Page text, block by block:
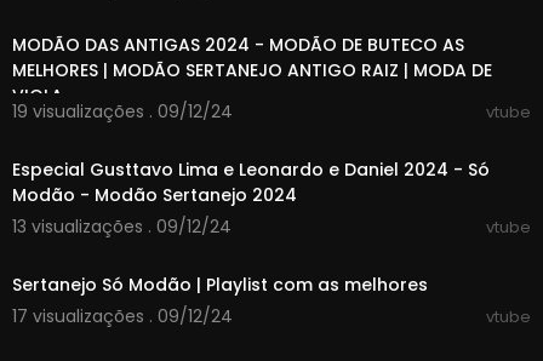
MODÃO DAS ANTIGAS 2024 - MODÃO DE BUTECO AS
MELHORES | MODÃO SERTANEJO ANTIGO RAIZ | MODA DE
VIOLA
19 visualizações . 09/12/24 vtube
Especial Gusttavo Lima e Leonardo e Daniel 2024 - Só
Modão - Modão Sertanejo 2024
13 visualizações . 09/12/24
vtube
Sertanejo Só Modão | Playlist com as melhores
17 visualizações . 09/12/24
vtube